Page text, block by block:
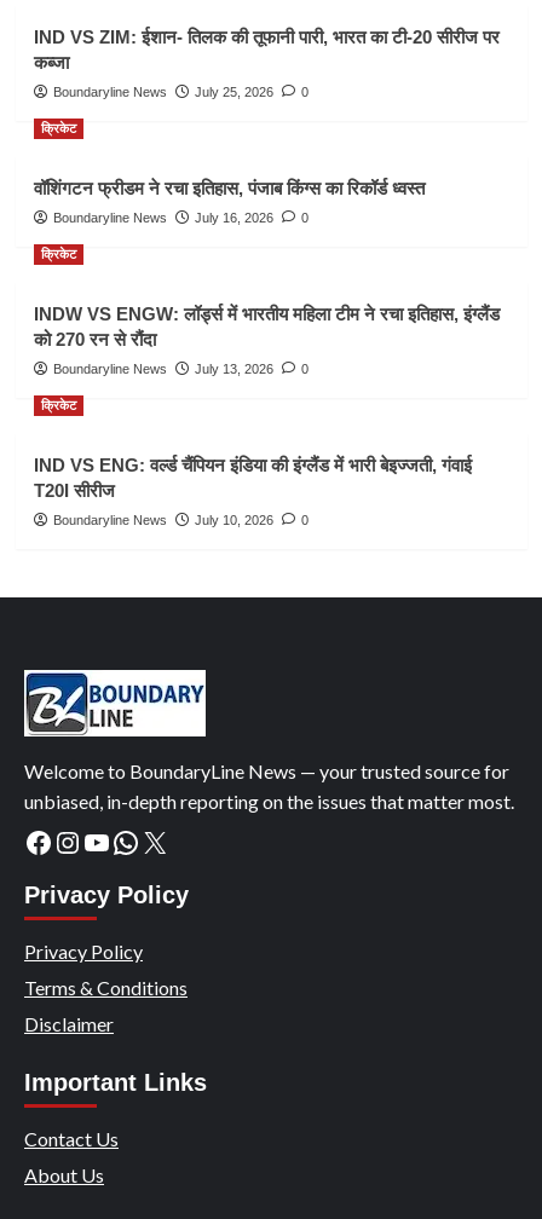
IND VS ZIM: ईशान- तिलक की तूफानी पारी, भारत का टी-20 सीरीज पर
कब्जा
Boundaryline News July 25, 2026 0
क्रिकेट
वॉशिंगटन फ्रीडम ने रचा इतिहास, पंजाब किंग्स का रिकॉर्ड ध्वस्त
Boundaryline News July 16, 2026 0
क्रिकेट
INDW VS ENGW: लॉर्ड्स में भारतीय महिला टीम ने रचा इतिहास, इंग्लैंड
को 270 रन से रौंदा
Boundaryline News July 13, 2026 0
क्रिकेट
IND VS ENG: वर्ल्ड चैंपियन इंडिया की इंग्लैंड में भारी बेइज्जती, गंवाई
T20I सीरीज
Boundaryline News July 10, 2026 0
Welcome to BoundaryLine News — your trusted source for
unbiased, in-depth reporting on the issues that matter most.
Facebook
Instagram
YouTube
WhatsApp
X
Privacy Policy
Privacy Policy
Terms & Conditions
Disclaimer
Important Links
Contact Us
About Us